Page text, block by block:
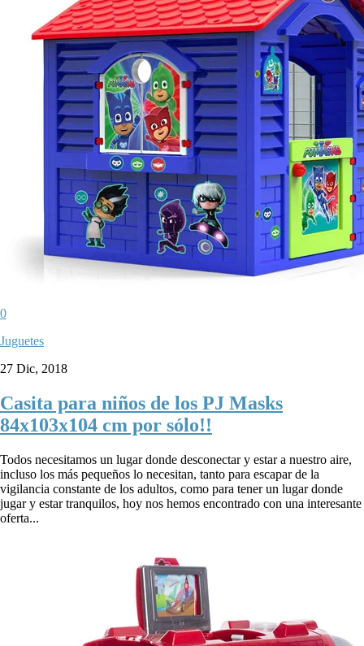
0
Juguetes
27 Dic, 2018
Casita para niños de los PJ Masks
84x103x104 cm por sólo!!
Todos necesitamos un lugar donde desconectar y estar a nuestro aire,
incluso los más pequeños lo necesitan, tanto para escapar de la
vigilancia constante de los adultos, como para tener un lugar donde
jugar y estar tranquilos, hoy nos hemos encontrado con una interesante
oferta...